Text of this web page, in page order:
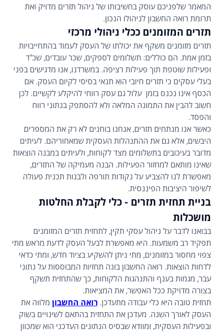
המאמר שלפניכם עוסק בחשיבותו של ניהול תזרים מדויק ואת
תרומת רואה החשבון לניהולו הנכון.
תזרים המזומנים ככלי ניהולי מרכזי
תזרים מזומנים משקף את יכולתו של העסק לעמוד בהתחייבויות
בזמן אמת. הם כוללים: תשלומים לספקים, שכר עובדים, שכ"ד
ופעילות שוטפת תוך פעילות רציפה. במשרדנו, אנו מדגישים בפני
בעלי עסקים כי תזרים חיובי הוא תנאי בסיסי לקיום העסק. אם
הכסף אינו נכנס בזמן עלול גם עסק רווחי להיקלע לקשיים. לכן
חשוב להבין את התמונה המלאה ולא להסתפק בנתוני רווח
והפסד.
כאשר אנו מנתחים תזרים, אנחנו בוחנים לא רק את המספרים
היבשים, אלא גם את ההתנהלות העסקית שמאחוריהם. לעיתים
מדובר בעיכובים בתשלומים מצד לקוחות, ולעיתים במבנה הוצאות
שאינו מותאם למחזור הפעילות. הבנה מעמיקה של התזרים,
מאפשרת לנו להצביע על נקודות תורפה ולבנות תכנית פעולה
לשיפור היציבות הפיננסית.
בניית תחזית תזרים - כלי לקבלת החלטות
מושכלות
בבואנו לדבר על ניהול עסקי תקין, לתחזית תזרים המזומנים
תפקיד רב משמעות. היא מאפשרת לבעל העסק לדעת מראש מתי
צפוי מחסור במזומנים, מתי ניתן להשקיע בציוד חדש, ומתי כדאי
לדחות הוצאות. רואה החשבון בונה תחזיות המבוססות על נתוני
עבר, מגמות בענף והתנהגות הלקוחות, כך שהתחזית תשקף
בצורה מדויקת ככל האפשר, את המציאות.
תחזית טובה היא כלי עבודה מתעדכן.רואה החשבון מלווה את
העסק לאורך השנה. מעדכן את התחזית בהתאם לשינויים בשוק
ובפעילות העסקית, ומוודא שבסיס הנתונים העדכני הוא שמכוון